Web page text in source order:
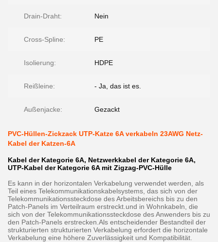
Drain-Draht: Nein
Cross-Spline: PE
Isolierung: HDPE
Reißleine: - Ja, das ist es.
Außenjacke: Gezackt
PVC-Hüllen-Zickzack UTP-Katze 6A verkabeln 23AWG Netz-
Kabel der Katzen-6A
Kabel der Kategorie 6A, Netzwerkkabel der Kategorie 6A,
UTP-Kabel der Kategorie 6A mit Zigzag-PVC-Hülle
Es kann in der horizontalen Verkabelung verwendet werden, als
Teil eines Telekommunikationskabelsystems, das sich von der
Telekommunikationssteckdose des Arbeitsbereichs bis zu den
Patch-Panels im Verteilraum erstreckt.und in Wohnkabeln, die
sich von der Telekommunikationssteckdose des Anwenders bis zu
den Patch-Panels erstrecken. Als entscheidender Bestandteil der
strukturierten strukturierten Verkabelung erfordert die horizontale
Verkabelung eine höhere Zuverlässigkeit und Kompatibilität.